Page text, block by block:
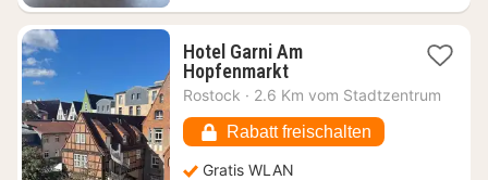
Hotel Garni Am
Hopfenmarkt1
Nacht
104,77
€
Rostock · 2.6 Km vom Stadtzentrum
Rabatt freischalten
Gratis WLAN